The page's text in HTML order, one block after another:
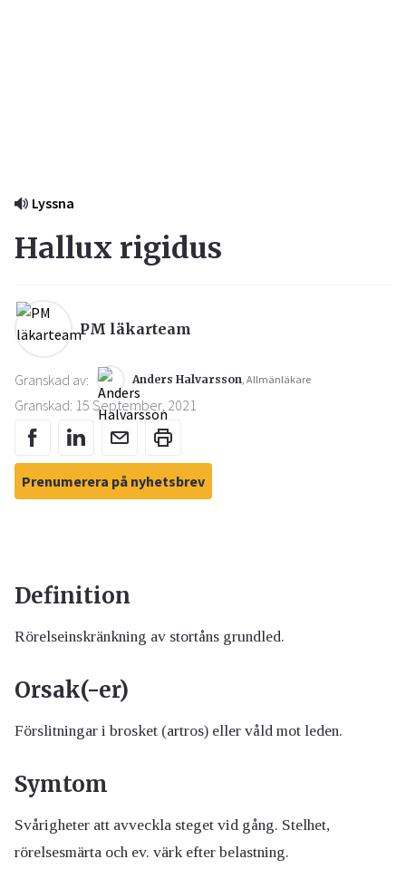
Lyssna
Hallux rigidus
PM läkarteam
Granskad av: Anders Halvarsson, Allmänläkare
Granskad: 15 September, 2021
Prenumerera på nyhetsbrev
Definition
Rörelseinskränkning av stortåns grundled.
Orsak(-er)
Förslitningar i brosket (artros) eller våld mot leden.
Symtom
Svårigheter att avveckla steget vid gång. Stelhet,
rörelsesmärta och ev. värk efter belastning.